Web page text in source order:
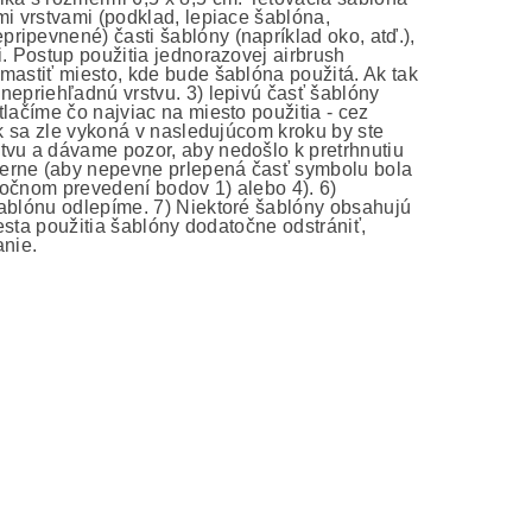
vrstvami (podklad, lepiace šablóna,
časti šablóny (napríklad oko, atď.),
Postup použitia jednorazovej airbrush
miesto, kde bude šablóna použitá. Ak tak
vrstvu. 3) lepivú časť šablóny
čo najviac na miesto použitia - cez
zle vykoná v nasledujúcom kroku by ste
a dávame pozor, aby nedošlo k pretrhnutiu
(aby nepevne prlepená časť symbolu bola
prevedení bodov 1) alebo 4). 6)
odlepíme. 7) Niektoré šablóny obsahujú
použitia šablóny dodatočne odstrániť,